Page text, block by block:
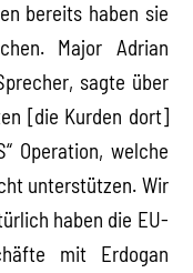
bereits haben sie
Major Adrian
sagte über
[die Kurden dort]
Operation, welche
unterstützen. Wir
haben die EU-
mit Erdogan